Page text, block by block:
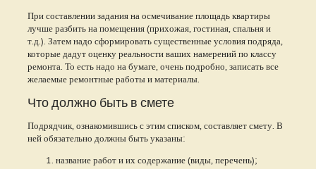
При составлении задания на осмечивание площадь квартиры
лучше разбить на помещения (прихожая, гостиная, спальня и
т.д.). Затем надо сформировать существенные условия подряда,
которые дадут оценку реальности ваших намерений по классу
ремонта. То есть надо на бумаге, очень подробно, записать все
желаемые ремонтные работы и материалы.
Что должно быть в смете
Подрядчик, ознакомившись с этим списком, составляет смету. В
ней обязательно должны быть указаны:
название работ и их содержание (виды, перечень);